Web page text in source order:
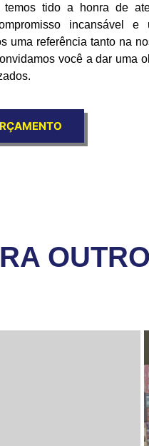
tido a honra de
incansável e
uma referência tanto na
você a dar uma